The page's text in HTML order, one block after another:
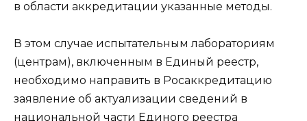
в области аккредитации указанные методы.
В этом случае испытательным лабораториям
(центрам), включенным в Единый реестр,
необходимо направить в Росаккредитацию
заявление об актуализации сведений в
национальной части Единого реестра